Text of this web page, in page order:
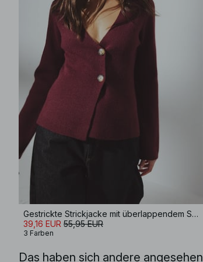
Gestrickte Strickjacke mit überlappendem Schnitt
39,16 EUR 55,95 EUR
3 Farben
Das haben sich andere angesehen